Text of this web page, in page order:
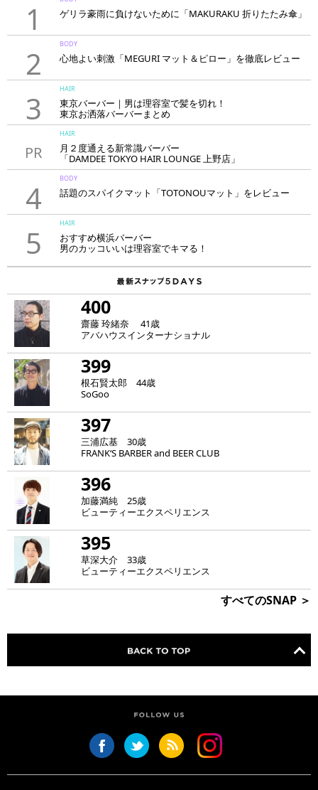
1 ゲリラ豪雨に負けないために「MAKURAKU 折りたたみ傘」
2
BODY
心地よい刺激「MEGURI マット＆ピロー」を徹底レビュー
3
HAIR
東京バーバー｜男は理容室で髪を切れ！
東京お洒落バーバーまとめ
PR
HAIR
月２度通える新常識バーバー
「DAMDEE TOKYO HAIR LOUNGE 上野店」
4
BODY
話題のスパイクマット「TOTONOUマット」をレビュー
5
HAIR
おすすめ横浜バーバー
男のカッコいいは理容室でキマる！
400
齋藤 玲緒奈 41歳
アバハウスインターナショナル
399
根石賢太郎 44歳
SoGoo
397
三浦広基 30歳
FRANK‘S BARBER and BEER CLUB
396
加藤満純 25歳
ビューティーエクスペリエンス
395
草深大介 33歳
ビューティーエクスペリエンス
すべてのSNAP ＞